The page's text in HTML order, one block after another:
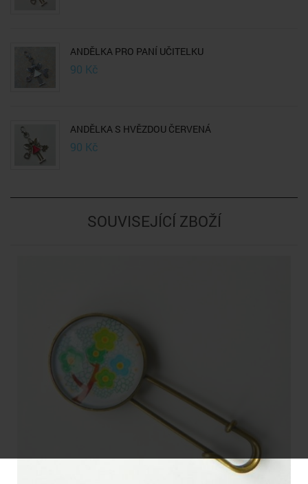
ANDĚLKA PRO PANÍ UČITELKU
90 Kč
ANDĚLKA S HVĚZDOU ČERVENÁ
90 Kč
SOUVISEJÍCÍ ZBOŽÍ